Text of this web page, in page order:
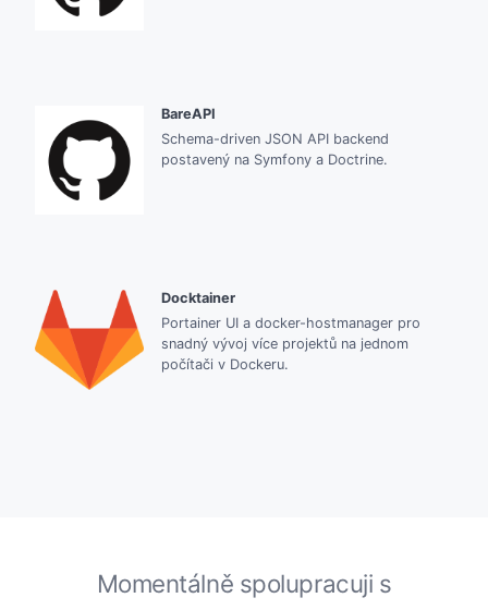
BareAPI
Schema-driven JSON API backend
postavený na Symfony a Doctrine.
Docktainer
Portainer UI a docker-hostmanager pro
snadný vývoj více projektů na jednom
počítači v Dockeru.
Momentálně spolupracuji s